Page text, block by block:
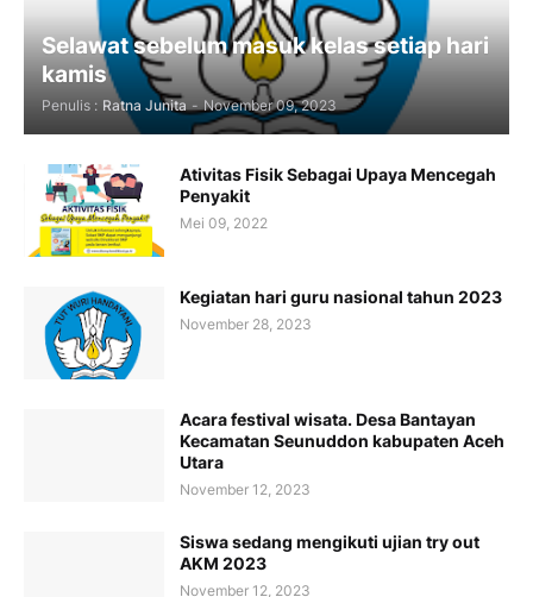
Selawat sebelum masuk kelas setiap hari
kamis
Penulis : Ratna Junita - November 09, 2023
Ativitas Fisik Sebagai Upaya Mencegah
Penyakit
Mei 09, 2022
Kegiatan hari guru nasional tahun 2023
November 28, 2023
Acara festival wisata. Desa Bantayan
Kecamatan Seunuddon kabupaten Aceh
Utara
November 12, 2023
Siswa sedang mengikuti ujian try out
AKM 2023
November 12, 2023